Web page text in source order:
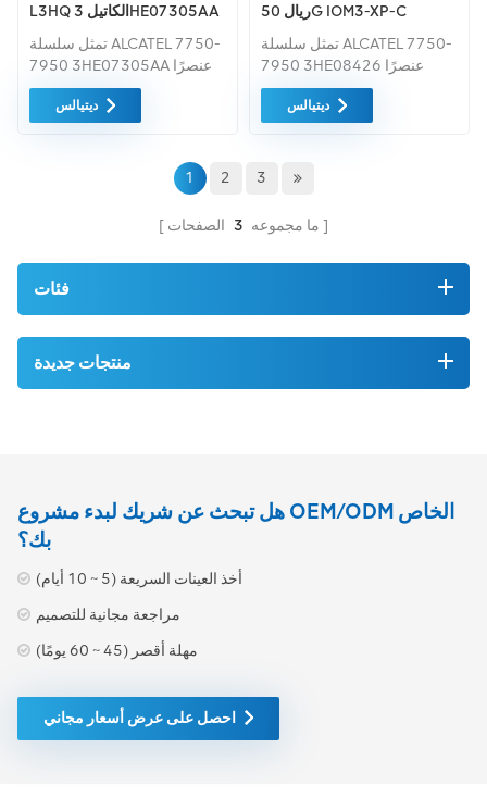
L3HQ الكاتيل 3HE07305AA
تمثل سلسلة ALCATEL 7750-
7950 3HE07305AA عنصرًا
واحدًا من منتجاتنا الشاملة
محفظة الاتصالات السلكية
المصنعة الأصلية الرئيسية في
ديتيالس
ريال 50G IOM3-XP-C
IPU3A66EAA
تمثل سلسلة ALCATEL 7750-
7950 3HE08426 عنصرًا
واحدًا من منتجاتنا الشاملة
محفظة الاتصالات السلكية
المصنعة الأصلية الرئيسية في
ديتيالس
1 2 3
ما مجموعه 3 الصفحات
فئات
منتجات جديدة
هل تبحث عن شريك لبدء مشروع OEM/ODM الخاص
بك؟
أخذ العينات السريعة (5 ~ 10 أيام)
مراجعة مجانية للتصميم
مهلة أقصر (45 ~ 60 يومًا)
احصل على عرض أسعار مجاني